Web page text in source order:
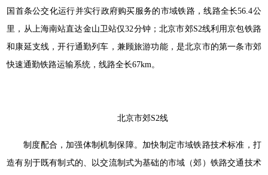
国首条公交化运行并实行政府购买服务的市域铁路，线路全长56.4公
里，从上海南站直达金山卫站仅32分钟；北京市郊S2线利用京包铁路
和康延支线，开行通勤列车，兼顾旅游功能，是北京市的第一条市郊
快速通勤铁路运输系统，线路全长67km。
北京市郊S2线
制度配合，加强体制机制保障。加快制定市域铁路技术标准，打
造有别于既有制式的、以交流制式为基础的市域（郊）铁路交通技术